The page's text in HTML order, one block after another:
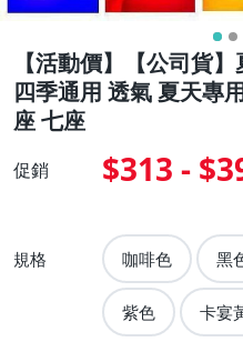
【活動價】【公司貨
四季通用 透氣 夏天專
座 七座
促銷 $313 -
規格 咖啡色 黑
紫色 卡宴